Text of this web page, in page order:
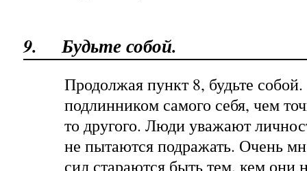
9. Будьте собой.
Продолжая пункт 8, будьте
подлинником самого себя, чем
то другого. Люди уважают
не пытаются подражать. Очень
сил стараются быть тем, кем они